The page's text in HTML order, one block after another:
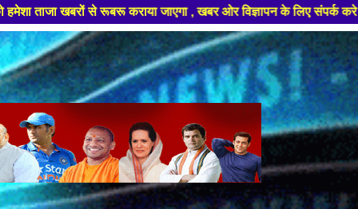
रूबरू कराया जाएगा , खबर ओर विज्ञापन के लिए संपर्क करे +91 97826